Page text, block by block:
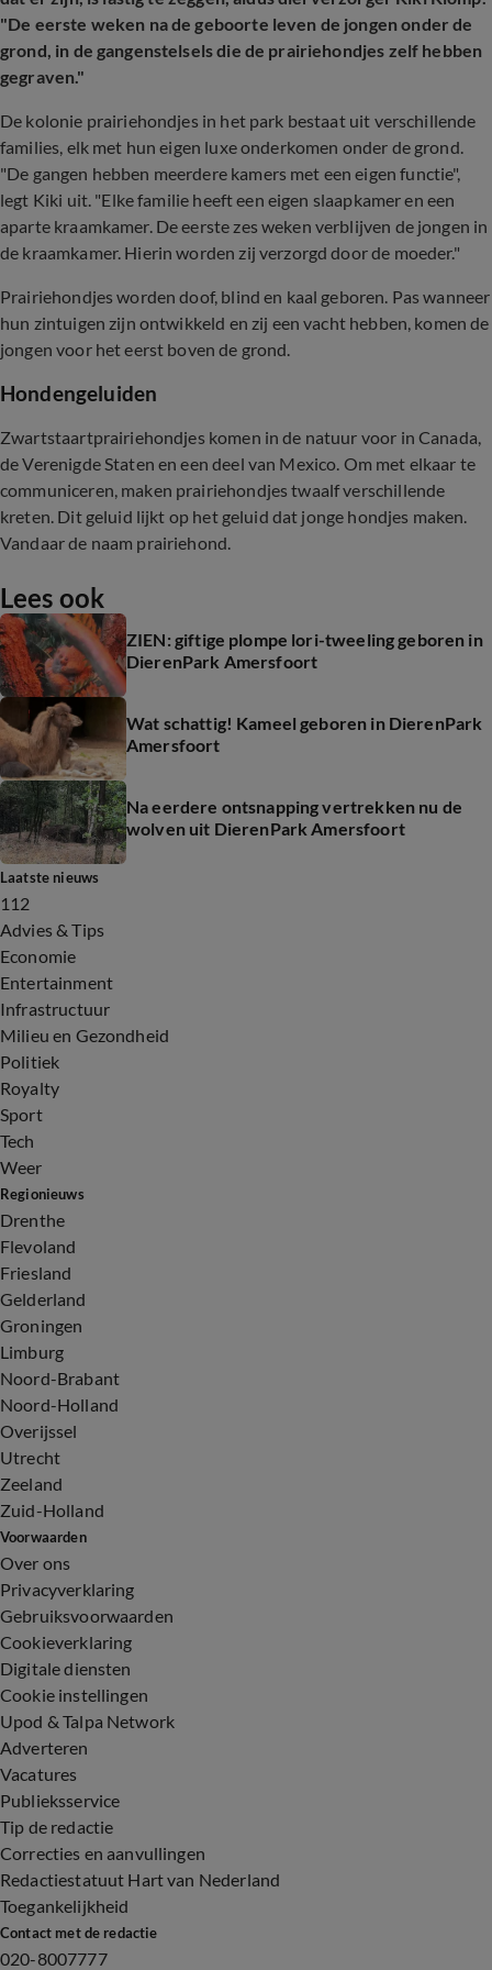
"De eerste weken na de geboorte leven de jongen onder de
grond, in de gangenstelsels die de prairiehondjes zelf hebben
gegraven."
De kolonie prairiehondjes in het park bestaat uit verschillende
families, elk met hun eigen luxe onderkomen onder de grond.
"De gangen hebben meerdere kamers met een eigen functie",
legt Kiki uit. "Elke familie heeft een eigen slaapkamer en een
aparte kraamkamer. De eerste zes weken verblijven de jongen in
de kraamkamer. Hierin worden zij verzorgd door de moeder."
Prairiehondjes worden doof, blind en kaal geboren. Pas wanneer
hun zintuigen zijn ontwikkeld en zij een vacht hebben, komen de
jongen voor het eerst boven de grond.
Hondengeluiden
Zwartstaartprairiehondjes komen in de natuur voor in Canada,
de Verenigde Staten en een deel van Mexico. Om met elkaar te
communiceren, maken prairiehondjes twaalf verschillende
kreten. Dit geluid lijkt op het geluid dat jonge hondjes maken.
Vandaar de naam prairiehond.
Lees ook
ZIEN: giftige plompe lori-tweeling geboren in
DierenPark Amersfoort
Wat schattig! Kameel geboren in DierenPark
Amersfoort
Na eerdere ontsnapping vertrekken nu de
wolven uit DierenPark Amersfoort
Laatste nieuws
112
Advies & Tips
Economie
Entertainment
Infrastructuur
Milieu en Gezondheid
Politiek
Royalty
Sport
Tech
Weer
Regionieuws
Drenthe
Flevoland
Friesland
Gelderland
Groningen
Limburg
Noord-Brabant
Noord-Holland
Overijssel
Utrecht
Zeeland
Zuid-Holland
Voorwaarden
Over ons
Privacyverklaring
Gebruiksvoorwaarden
Cookieverklaring
Digitale diensten
Cookie instellingen
Upod & Talpa Network
Adverteren
Vacatures
Publieksservice
Tip de redactie
Correcties en aanvullingen
Redactiestatuut Hart van Nederland
Toegankelijkheid
Contact met de redactie
020-8007777